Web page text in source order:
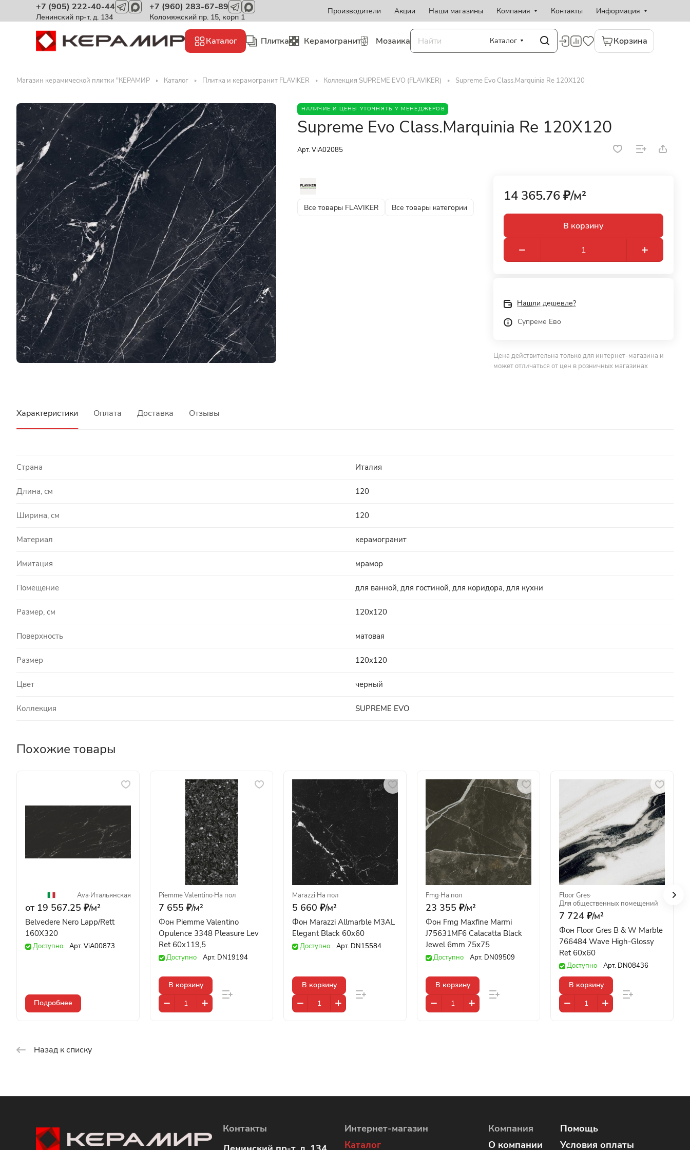
+7 (905) 222-40-44
Ленинский пр-т, д. 134
+7 (960) 283-67-89
Коломяжский пр. 15, корп 1
Производители Акции Наши магазины Компания Контакты Информация
Каталог Плитка Керамогранит Мозаика Каталог Корзина
Магазин керамической плитки "КЕРАМИР Каталог Плитка и керамогранит FLAVIKER Коллекция SUPREME EVO (FLAVIKER) Supreme Evo Class.Marquinia Re 120X120
НАЛИЧИЕ И ЦЕНЫ УТОЧНЯТЬ У МЕНЕДЖЕРОВ
Supreme Evo Class.Marquinia Re 120X120
Арт.ViA02085
Все товары FLAVIKER Все товары категории
14 365.76 ₽/м²
В корзину
Нашли дешевле?
Супреме Ево
Цена действительна только для интернет-магазина и
может отличаться от цен в розничных магазинах
Характеристики Оплата Доставка Отзывы
Страна Италия
Длина, см 120
Ширина, см 120
Материал керамогранит
Имитация мрамор
Помещение для ванной, для гостиной, для коридора, для кухни
Размер, см 120x120
Поверхность матовая
Размер 120x120
Цвет черный
Коллекция SUPREME EVO
Похожие товары
Ava·Итальянская
от 19 567.25 ₽/м²
Belvedere Nero Lapp/Rett
160X320
Доступно Арт.ViA00873
Подробнее
Piemme Valentino·На пол
7 655 ₽/м²
Фон Piemme Valentino
Opulence 3348 Pleasure Lev
Ret 60x119,5
Доступно Арт. DN19194
В корзину
Marazzi·На пол
5 660 ₽/м²
Фон Marazzi Allmarble M3AL
Elegant Black 60x60
Доступно Арт. DN15584
В корзину
Fmg·На пол
23 355 ₽/м²
Фон Fmg Maxfine Marmi
J75631MF6 Calacatta Black
Jewel 6mm 75x75
Доступно Арт. DN09509
В корзину
Floor Gres·
Для общественных помещений
7 724 ₽/м²
Фон Floor Gres B & W Marble
766484 Wave High-Glossy
Ret 60x60
Доступно Арт. DN08436
В корзину
Назад к списку
Контакты
Интернет-магазин
Каталог
Компания
О компании
Помощь
Условия оплаты